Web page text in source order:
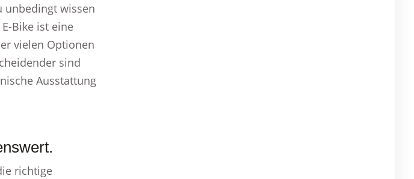
unbedingt wissen
Bike ist eine
vielen Optionen
sind
Ausstattung
richtige